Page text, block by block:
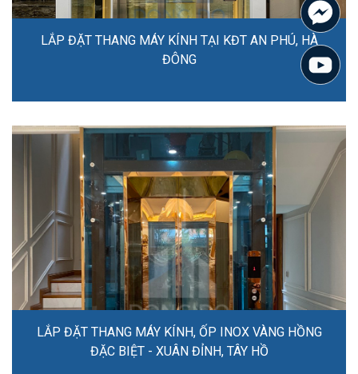
LẮP ĐẶT THANG MÁY KÍNH TẠI KĐT AN PHÚ, HÀ
ĐÔNG
LẮP ĐẶT THANG MÁY KÍNH, ỐP INOX VÀNG HỒNG
ĐẶC BIỆT - XUÂN ĐỈNH, TÂY HỒ